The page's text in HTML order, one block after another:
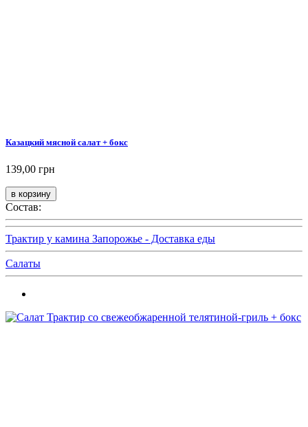
Казацкий мясной салат + бокс
139,00 грн
Состав:
Трактир у камина Запорожье - Доставка еды
Салаты